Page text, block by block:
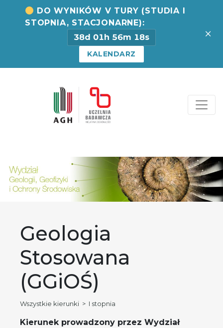
DO WYNIKÓW V TURY (STUDIA I
STOPNIA, STACJONARNE):
38d 01h 56m 17s
KALENDARZ
×
Geologia
Stosowana
(GGiOŚ)
Wszystkie kierunki > I stopnia
Kierunek prowadzony przez Wydział